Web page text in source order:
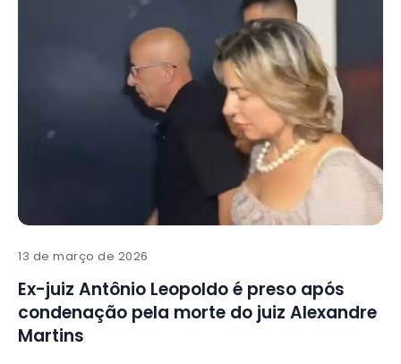
13 de março de 2026
Ex-juiz Antônio Leopoldo é preso após
condenação pela morte do juiz Alexandre
Martins